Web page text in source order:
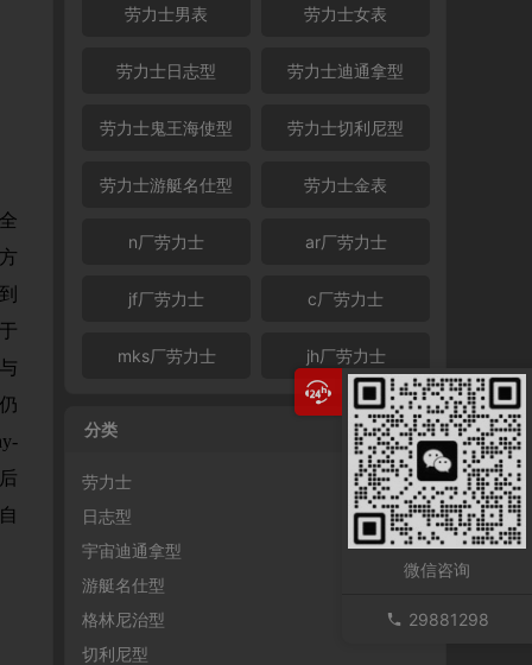
劳力士男表 劳力士女表
劳力士日志型 劳力士迪通拿型
劳力士鬼王海使型 劳力士切利尼型
劳力士游艇名仕型 劳力士金表
n厂劳力士 ar厂劳力士
jf厂劳力士 c厂劳力士
mks厂劳力士 jh厂劳力士
分类
劳力士
日志型
宇宙迪通拿型
游艇名仕型
格林尼治型
切利尼型
微信咨询
29881298